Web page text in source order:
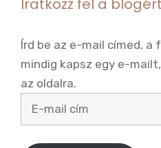
Iratkozz fel a
Írd be az e-mail címed, a
mindig kapsz egy e-
az oldalra.
mail
cím